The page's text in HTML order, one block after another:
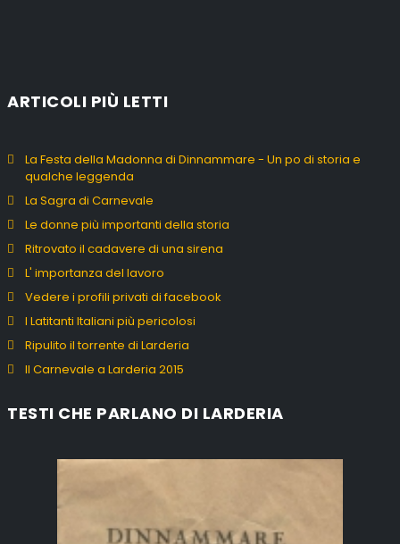
ARTICOLI PIÙ LETTI
La Festa della Madonna di Dinnammare - Un po di storia e
qualche leggenda
La Sagra di Carnevale
Le donne più importanti della storia
Ritrovato il cadavere di una sirena
L' importanza del lavoro
Vedere i profili privati di facebook
I Latitanti Italiani più pericolosi
Ripulito il torrente di Larderia
Il Carnevale a Larderia 2015
TESTI CHE PARLANO DI LARDERIA